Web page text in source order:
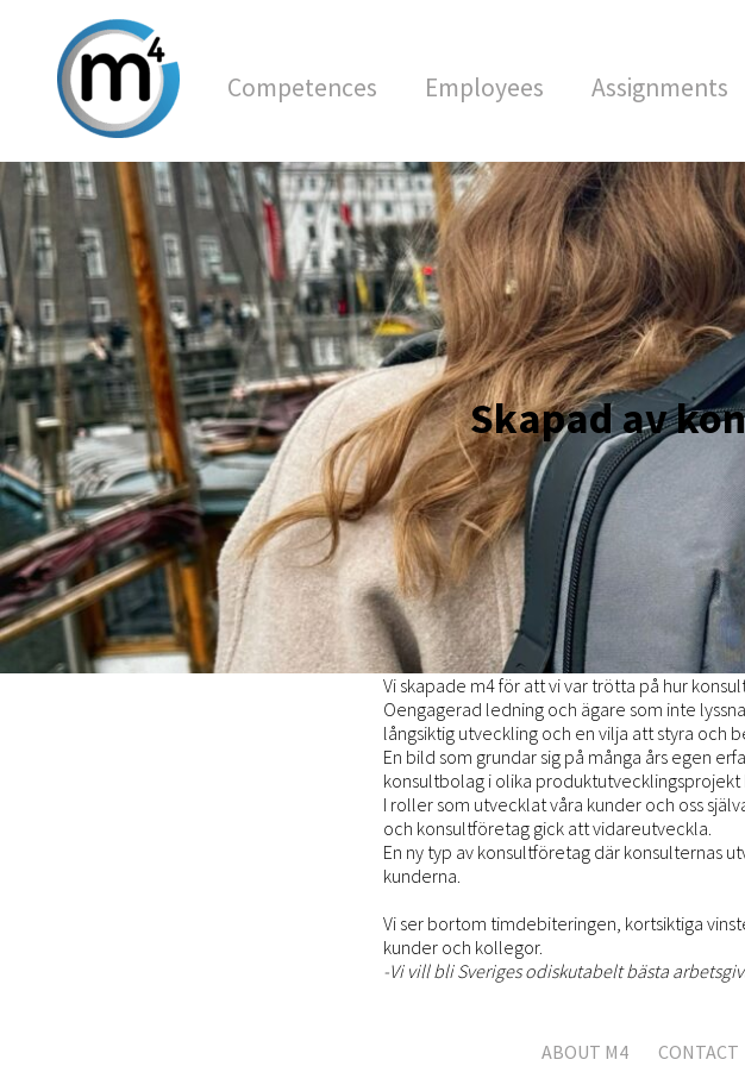
Competences Employees Assignments
Skapad av
Vi skapade m4 för att vi var trötta på hur
Oengagerad ledning och ägare som inte
långsiktig utveckling och en vilja att styra och
En bild som grundar sig på många års egen
konsultbolag i olika produktutvecklingsprojekt
I roller som utvecklat våra kunder och oss
och konsultföretag gick att vidareutveckla.
En ny typ av konsultföretag där konsulternas
kunderna.
Vi ser bortom timdebiteringen, kortsiktiga
kunder och kollegor.
-Vi vill bli Sveriges odiskutabelt bästa
ABOUT M4 CONTACT